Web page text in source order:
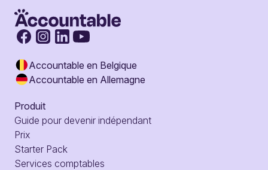
Accountable en Belgique
Accountable en Allemagne
Produit
Guide pour devenir indépendant
Prix
Starter Pack
Services comptables